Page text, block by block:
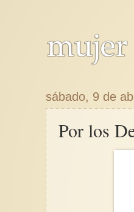
sábado, 9 de
Por los